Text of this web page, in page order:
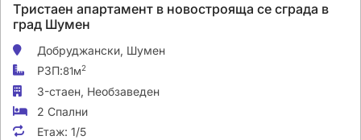
Tристаен апартамент в новострояща се сграда в
град Шумен
Добруджански, Шумен
РЗП:81м2
3-стаен, Необзаведен
2 Спални
Етаж: 1/5